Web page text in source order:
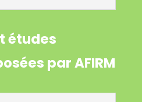
études
par AFIRM